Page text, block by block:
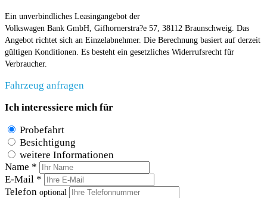
Ein unverbindliches Leasingangebot der
Volkswagen Bank GmbH, Gifhornerstra?e 57, 38112 Braunschweig. Das
Angebot richtet sich an Einzelabnehmer. Die Berechnung basiert auf derzeit
gültigen Konditionen. Es besteht ein gesetzliches Widerrufsrecht für
Verbraucher.
Fahrzeug anfragen
Ich interessiere mich für
Probefahrt
Besichtigung
weitere Informationen
Name *
E-Mail *
Telefon optional